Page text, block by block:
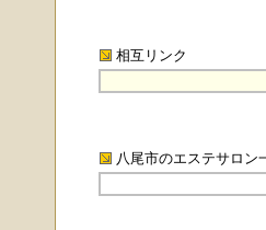
相互リンク
八尾市のエステサロン